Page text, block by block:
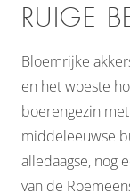
RUIGE
Bloemrijke
en het woeste
boerengezin
middeleeuwse
alledaagse, nog
van de